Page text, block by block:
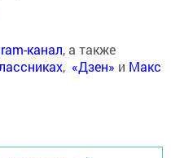
канал, а также
, «Дзен» и Макс